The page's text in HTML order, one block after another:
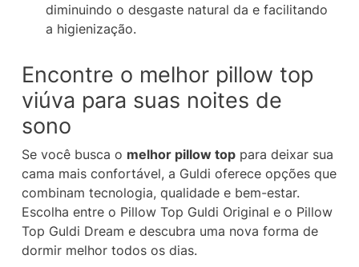
diminuindo o desgaste natural da e facilitando
a higienização.
Encontre o melhor pillow top
viúva para suas noites de
sono
Se você busca o melhor pillow toppara deixar sua
cama mais confortável, a Guldi oferece opções que
combinam tecnologia, qualidade e bem-estar.
Escolha entre o Pillow Top Guldi Original e o Pillow
Top Guldi Dream e descubra uma nova forma de
dormir melhor todos os dias.